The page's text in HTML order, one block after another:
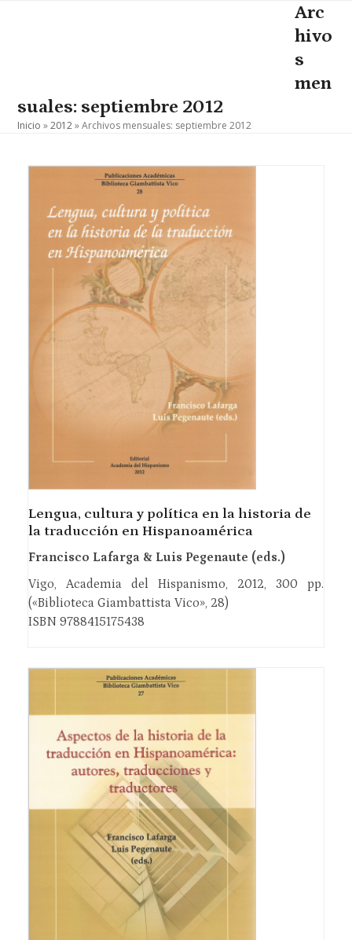
Arc
hivo
s
men
suales: septiembre 2012
Inicio »2012»Archivos mensuales: septiembre 2012
Lengua, cultura y política en la historia de
la traducción en Hispanoamérica
Francisco Lafarga & Luis Pegenaute (eds.)
Vigo, Academia del Hispanismo, 2012, 300 pp.
(«Biblioteca Giambattista Vico», 28)
ISBN 9788415175438